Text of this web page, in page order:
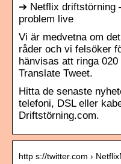
➔ Netflix driftstörning
problem live
Vi är medvetna om
råder och vi felsöker
hänvisas att ringa
Translate Tweet.
Hitta de senaste
telefoni, DSL eller
Driftstörning.com.
http s://twitter.com ›